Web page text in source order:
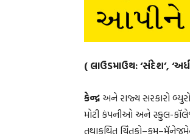
( લાઉડમાઉથ: ‘સંદેશ’,
કેન્દ્ર અને રાજ્ય સરકારો
મોટી કંપનીઓ અને સ્કુલ-
તથાકથિત